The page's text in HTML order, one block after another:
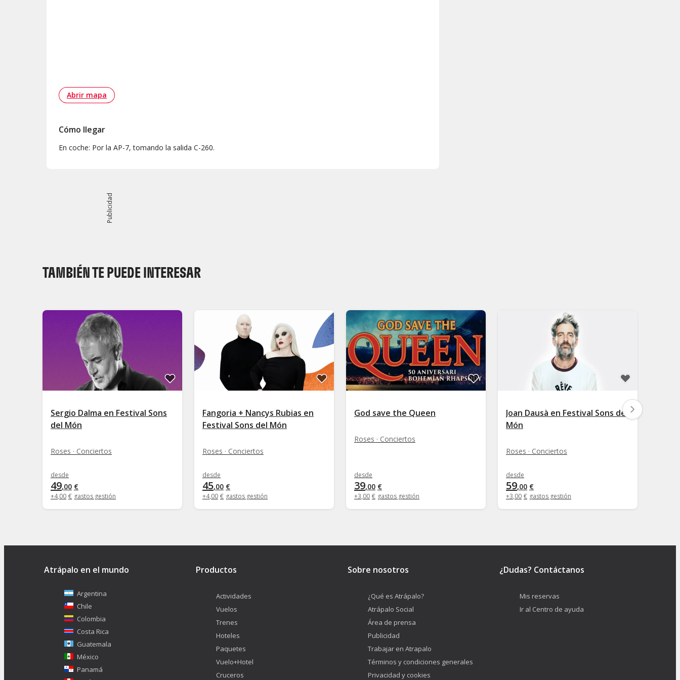
Abrir mapa
Cómo llegar
En coche: Por la AP-7, tomando la salida C-260.
Publicidad
TAMBIÉN TE PUEDE INTERESAR
Sergio Dalma en Festival Sons
del Món
Roses · Conciertos
desde
49,00 €
+4,00 € gastos gestión
Fangoria + Nancys Rubias en
Festival Sons del Món
Roses · Conciertos
desde
45,00 €
+4,00 € gastos gestión
God save the Queen
Roses · Conciertos
desde
39,00 €
+3,00 € gastos gestión
Joan Dausà en Festival Sons del
Món
Roses · Conciertos
desde
59,00 €
+3,00 € gastos gestión
Atrápalo en el mundo
Argentina
Chile
Colombia
Costa Rica
Guatemala
México
Panamá
Productos
Actividades
Vuelos
Trenes
Hoteles
Paquetes
Vuelo+Hotel
Cruceros
Sobre nosotros
¿Qué es Atrápalo?
Atrápalo Social
Área de prensa
Publicidad
Trabajar en Atrapalo
Términos y condiciones generales
Privacidad y cookies
¿Dudas? Contáctanos
Mis reservas
Ir al Centro de ayuda